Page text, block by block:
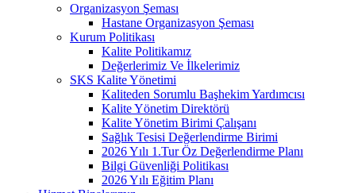
Organizasyon Şeması
Hastane Organizasyon Şeması
Kurum Politikası
Kalite Politikamız
Değerlerimiz Ve İlkelerimiz
SKS Kalite Yönetimi
Kaliteden Sorumlu Başhekim Yardımcısı
Kalite Yönetim Direktörü
Kalite Yönetim Birimi Çalışanı
Sağlık Tesisi Değerlendirme Birimi
2026 Yılı 1.Tur Öz Değerlendirme Planı
Bilgi Güvenliği Politikası
2026 Yılı Eğitim Planı